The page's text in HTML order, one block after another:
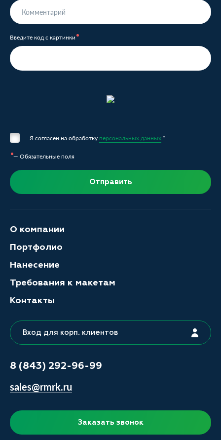
Введите код с картинки
Я согласен на обработку персональных данных.*
— Обязательные поля
Отправить
О компании
Портфолио
Нанесение
Требования к макетам
Контакты
Вход для корп. клиентов
8 (843) 292-96-99
sales@rmrk.ru
Заказать звонок